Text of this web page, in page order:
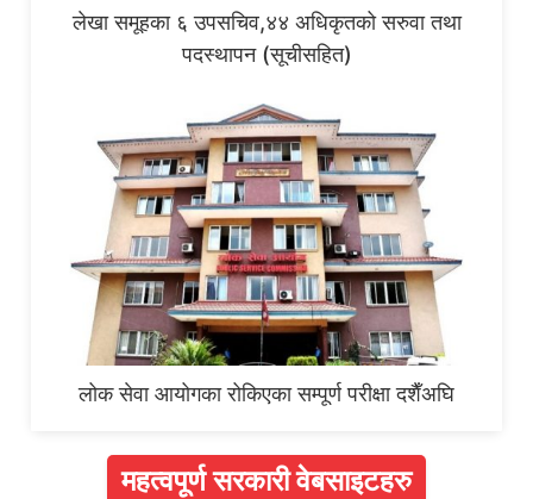
लेखा समूहका ६ उपसचिव,४४ अधिकृतको सरुवा तथा
पदस्थापन (सूचीसहित)
लोक सेवा आयोगका रोकिएका सम्पूर्ण परीक्षा दशैँअघि
महत्वपूर्ण सरकारी वेबसाइटहरु